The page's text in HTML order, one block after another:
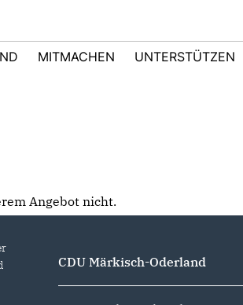
MITMACHEN UNTERSTÜTZEN
Angebot nicht.
CDU Märkisch-Oderland